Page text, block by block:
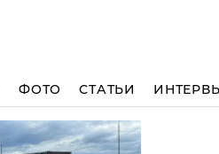
ФОТО СТАТЬИ